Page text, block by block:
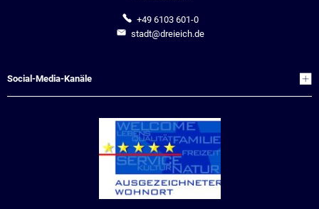
+49 6103 601-0
stadt@dreieich.de
Social-Media-Kanäle